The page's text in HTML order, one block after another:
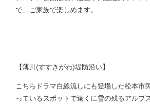
で、ご家族で楽しめます。
【薄川(すすきがわ)堤防沿い】
こちらドラマ白線流しにも登場した松本市
っているスポットで遠くに雪の残るアルプ